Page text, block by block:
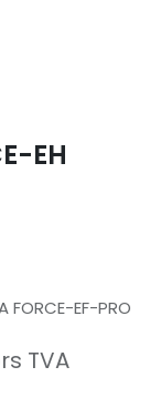
EH
FORCE-EF-PRO
TVA